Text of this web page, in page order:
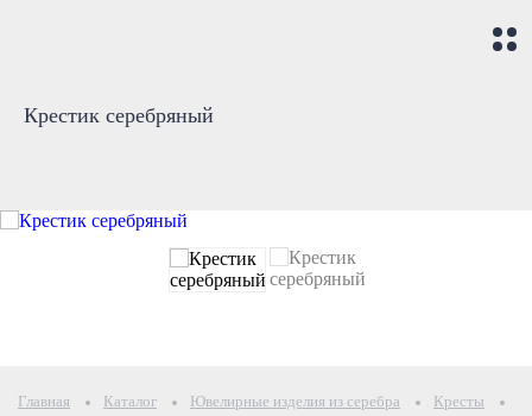
Крестик серебряный
Главная Каталог Ювелирные изделия из серебра Кресты